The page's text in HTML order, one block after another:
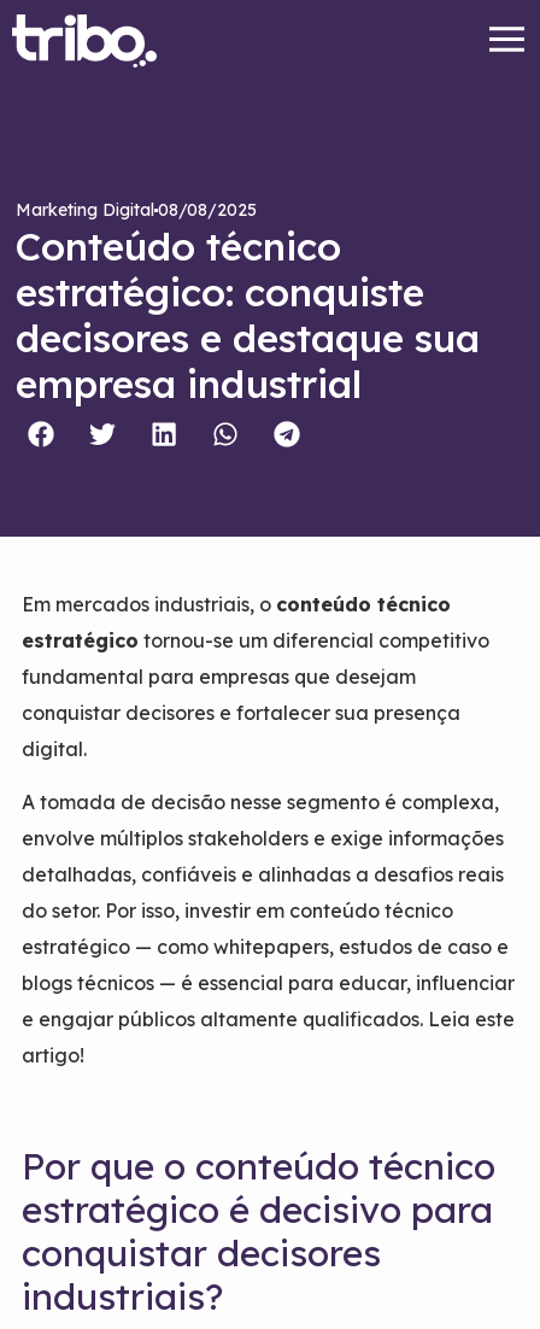
Marketing Digital08/08/2025
Conteúdo técnico
estratégico: conquiste
decisores e destaque sua
empresa industrial
Em mercados industriais, o conteúdo técnico
estratégico tornou-se um diferencial competitivo
fundamental para empresas que desejam
conquistar decisores e fortalecer sua presença
digital.
A tomada de decisão nesse segmento é complexa,
envolve múltiplos stakeholders e exige informações
detalhadas, confiáveis e alinhadas a desafios reais
do setor. Por isso, investir em conteúdo técnico
estratégico — como whitepapers, estudos de caso e
blogs técnicos — é essencial para educar, influenciar
e engajar públicos altamente qualificados. Leia este
artigo!
Por que o conteúdo técnico
estratégico é decisivo para
conquistar decisores
industriais?